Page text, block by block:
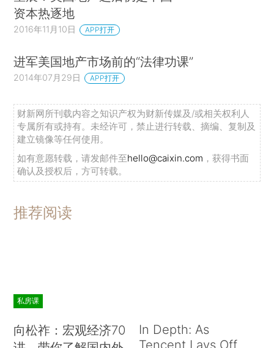
资本热逐地
2016年11月10日 APP打开
进军美国地产市场前的“法律功课”
2014年07月29日 APP打开
财新网所刊载内容之知识产权为财新传媒及/或相关权利人
专属所有或持有。未经许可，禁止进行转载、摘编、复制及
建立镜像等任何使用。
如有意愿转载，请发邮件至hello@caixin.com ，获得书面
确认及授权后，方可转载。
推荐阅读
私房课
向松祚：宏观经济70
In Depth: As
Tencent Lays Off